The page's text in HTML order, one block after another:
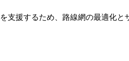
援するため、路線網の最適化と